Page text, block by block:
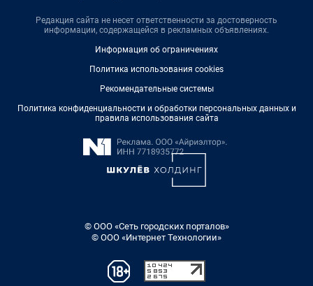
Редакция сайта не несет ответственности за достоверность
информации, содержащейся в рекламных объявлениях.
Информация об ограничениях
Политика использования cookies
Рекомендательные системы
Политика конфиденциальности и обработки персональных данных и
правила использования сайта
© ООО «Сеть городских порталов»
© ООО «Интернет Технологии»